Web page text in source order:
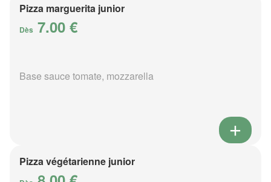
Pizza marguerita junior
Dès 7.00 €
Base sauce tomate, mozzarella
Pizza végétarienne junior